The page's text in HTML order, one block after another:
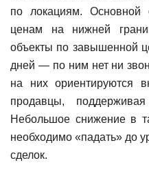
по локациям. Основной
ценам на нижней
объекты по завышенной
дней — по ним нет ни
на них ориентируются
продавцы,
Небольшое снижение в
необходимо «падать» до
сделок.